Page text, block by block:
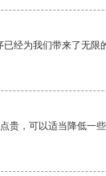
经为我们带来了无限
贵，可以适当降低一